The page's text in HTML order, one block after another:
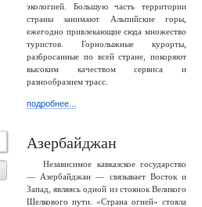
экологией. Большую часть территории
страны занимают Альпийские горы,
ежегодно привлекающие сюда множество
туристов. Горнолыжные курорты,
разбросанные по всей стране, покоряют
высоким качеством сервиса и
разнообразием трасс.
подробнее...
Азербайджан
Независимое кавказское государство
— Азербайджан — связывает Восток и
Запад, являясь одной из стоянок Великого
Шелкового пути. «Страна огней» стояла